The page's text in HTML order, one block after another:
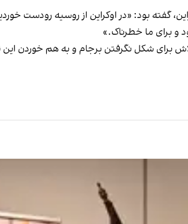
گفته بود: «در اوکراین از روسیه رودست
و برای ما خطرناک.»